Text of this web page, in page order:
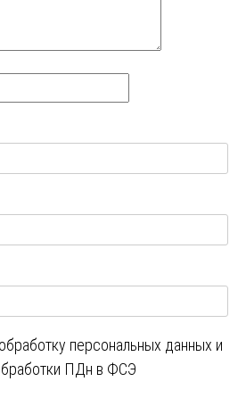
персональных данных и
ПДн в ФСЭ